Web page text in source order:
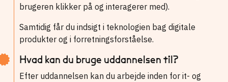
brugeren klikker på og interagerer med).
Samtidig får du indsigt i teknologien bag digitale
produkter og i forretningsforståelse.
Hvad kan du bruge uddannelsen til?
Efter uddannelsen kan du arbejde inden for it- og